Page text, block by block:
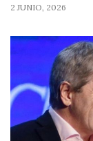
2 JUNIO, 2026